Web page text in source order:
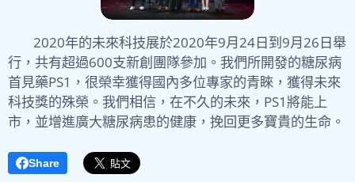
2020年的未來科技展於2020年9月24日到9月26日舉
行，共有超過600支新創團隊參加。我們所開發的糖尿病
首見藥PS1，很榮幸獲得國內多位專家的青睞，獲得未來
科技獎的殊榮。我們相信，在不久的未來，PS1將能上
市，並增進廣大糖尿病患的健康，挽回更多寶貴的生命。
Share